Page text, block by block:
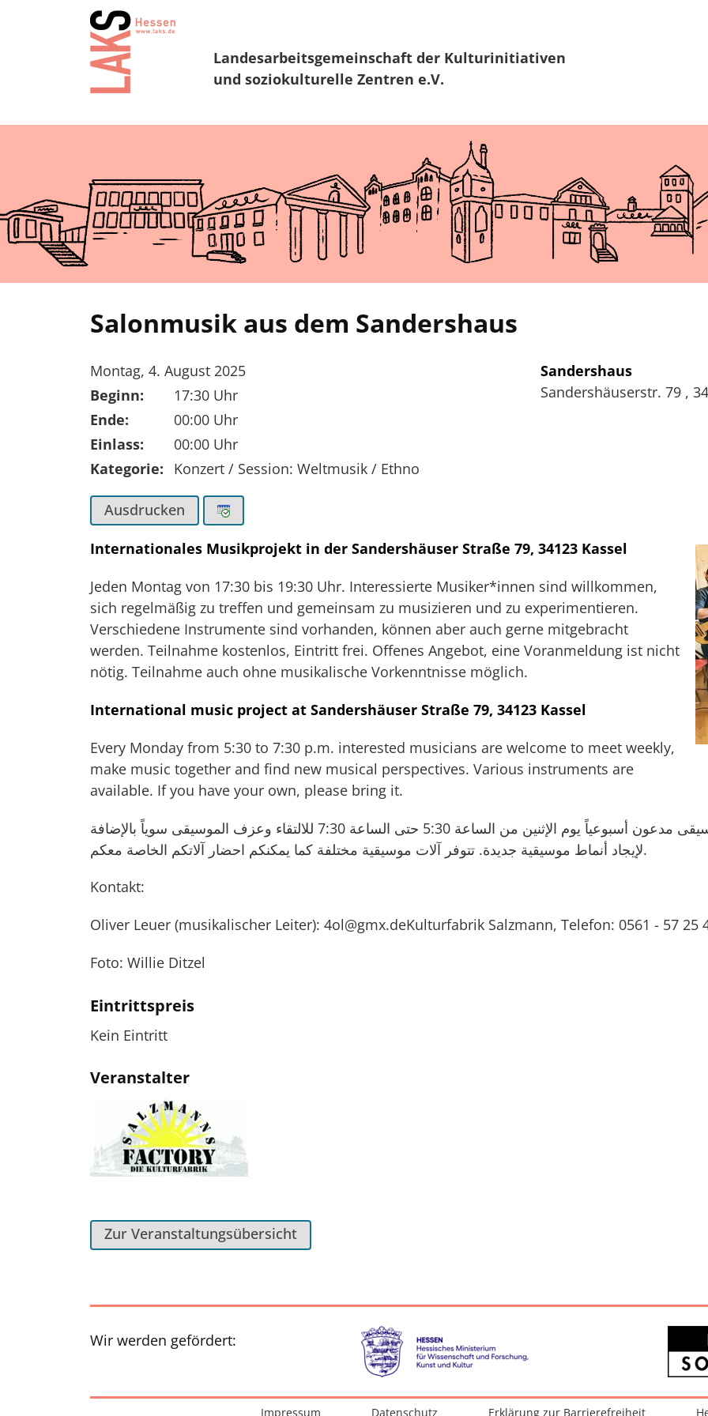
Landesarbeitsgemeinschaft der Kulturinitiativen
und soziokulturelle Zentren e.V.
Salonmusik aus dem Sandershaus
Tag der Veranstaltung:
Montag, 4. August 2025
Beginn:
17:30 Uhr
Ende:
00:00 Uhr
Einlass:
00:00 Uhr
Kategorie:
Konzert / Session: Weltmusik / Ethno
Sandershaus
Sandershäuserstr. 79 ,
Ausdrucken
Internationales Musikprojekt in der Sandershäuser Straße 79, 34123 Kassel
Jeden Montag von 17:30 bis 19:30 Uhr. Interessierte Musiker*innen sind willkommen,
sich regelmäßig zu treffen und gemeinsam zu musizieren und zu experimentieren.
Verschiedene Instrumente sind vorhanden, können aber auch gerne mitgebracht
werden. Teilnahme kostenlos, Eintritt frei. Offenes Angebot, eine Voranmeldung ist nicht
nötig. Teilnahme auch ohne musikalische Vorkenntnisse möglich.
International music project at Sandershäuser Straße 79, 34123 Kassel
Every Monday from 5:30 to 7:30 p.m. interested musicians are welcome to meet weekly,
make music together and find new musical perspectives. Various instruments are
available. If you have your own, please bring it.
ابتداء من الآن, جميع الأشخاص المهتمين بالموسيقى مدعون أسبوعياً يوم الإثنين من الساعة 5:30 حتى الساعة 7:30 للالتقاء وعزف الموسيقى سوياً بالإضافة
لإيجاد أنماط موسيقية جديدة. تتوفر آلات موسيقية مختلفة كما يمكنكم احضار آلاتكم الخاصة معكم.
Kontakt:
Oliver Leuer (musikalischer Leiter): 4ol@gmx.deKulturfabrik Salzmann, Telefon: 0561 - 57 25
Foto: Willie Ditzel
Eintrittspreis
Kein Eintritt
Veranstalter
Zur Veranstaltungsübersicht
Wir werden gefördert:
Impressum Datenschutz Erklärung zur Barrierefreiheit